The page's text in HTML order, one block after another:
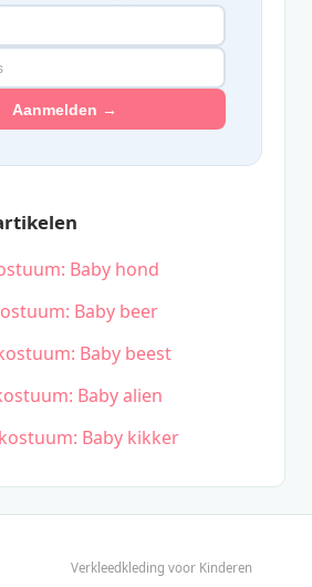
Aanmelden →
Baby hond
Baby beer
Baby beest
Baby alien
Baby kikker
Verkleedkleding voor Kinderen